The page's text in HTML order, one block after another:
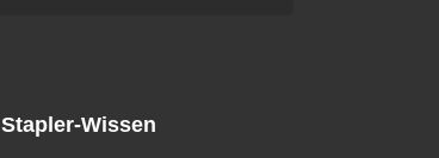
Stapler-Wissen